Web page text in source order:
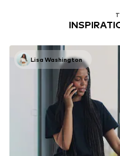
Lisa Washington